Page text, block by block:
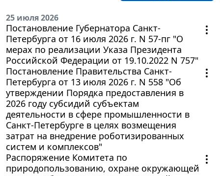
25 июля 2026
Постановление Губернатора Санкт-
Петербурга от 16 июля 2026 г. N 57-пг "О
мерах по реализации Указа Президента
Российской Федерации от 19.10.2022 N 757"
Постановление Правительства Санкт-
Петербурга от 13 июля 2026 г. N 558 "Об
утверждении Порядка предоставления в
2026 году субсидий субъектам
деятельности в сфере промышленности в
Санкт-Петербурге в целях возмещения
затрат на внедрение роботизированных
систем и комплексов"
Распоряжение Комитета по
природопользованию, охране окружающей